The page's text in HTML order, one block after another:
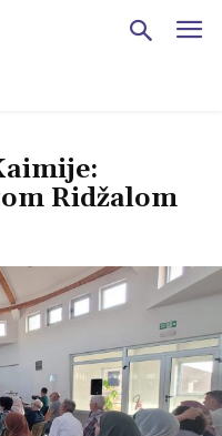
Ridžalom